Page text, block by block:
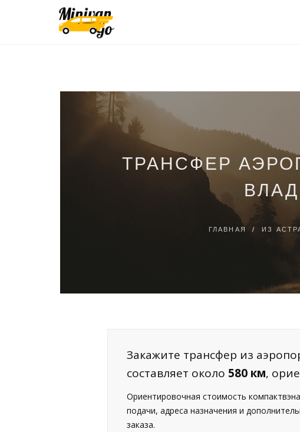
ТРАНСФЕР
ГЛАВНАЯ / ИЗ
Закажите трансфер из
составляет около 580 км,
Ориентировочная стоимость
подачи, адреса назначения и
заказа.